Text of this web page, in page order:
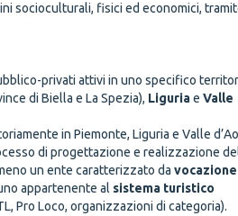
socioculturali, fisici ed economici,
privati attivi in uno specifico
di Biella e La Spezia), LiguriaeValle
in Piemonte, Liguria e Valle
di progettazione e realizzazione
un ente caratterizzato davocazione
appartenente al sistema turistico
Pro Loco, organizzazioni di categoria).